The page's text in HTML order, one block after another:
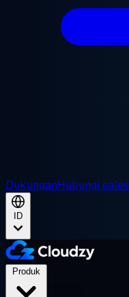
DukunganHubungi sales
ID